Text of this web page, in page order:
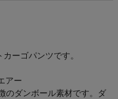
ーゴパンツです。
アー
のダンボール素材です。ダ